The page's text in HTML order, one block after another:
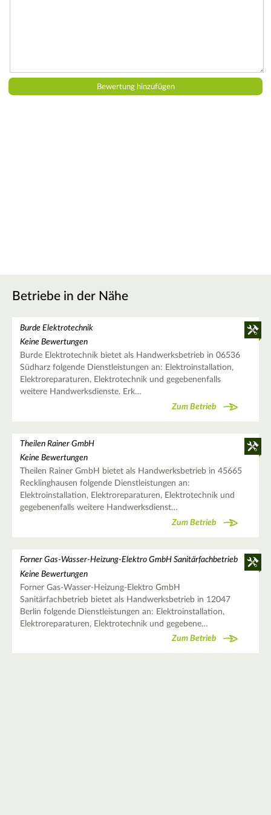
Betriebe in der Nähe
Burde Elektrotechnik
Keine Bewertungen
Burde Elektrotechnik bietet als Handwerksbetrieb in 06536
Südharz folgende Dienstleistungen an: Elektroinstallation,
Elektroreparaturen, Elektrotechnik und gegebenenfalls
weitere Handwerksdienste. Erk…
Zum Betrieb
Theilen Rainer GmbH
Keine Bewertungen
Theilen Rainer GmbH bietet als Handwerksbetrieb in 45665
Recklinghausen folgende Dienstleistungen an:
Elektroinstallation, Elektroreparaturen, Elektrotechnik und
gegebenenfalls weitere Handwerksdienst…
Zum Betrieb
Forner Gas-Wasser-Heizung-Elektro GmbH Sanitärfachbetrieb
Keine Bewertungen
Forner Gas-Wasser-Heizung-Elektro GmbH
Sanitärfachbetrieb bietet als Handwerksbetrieb in 12047
Berlin folgende Dienstleistungen an: Elektroinstallation,
Elektroreparaturen, Elektrotechnik und gegebene…
Zum Betrieb